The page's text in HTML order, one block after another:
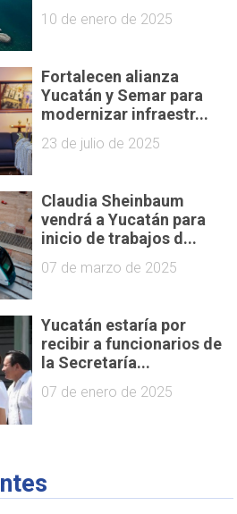
10 de enero de 2025
Fortalecen alianza
Yucatán y Semar para
modernizar infraestr...
23 de julio de 2025
Claudia Sheinbaum
vendrá a Yucatán para
inicio de trabajos d...
07 de marzo de 2025
Yucatán estaría por
recibir a funcionarios de
la Secretaría...
07 de enero de 2025